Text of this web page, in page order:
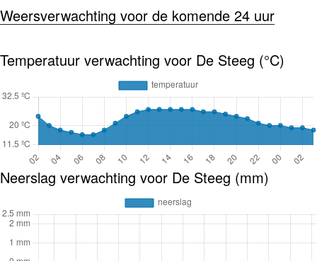
Weersverwachting voor de komende 24 uur
Temperatuur verwachting voor De Steeg (°C)
Neerslag verwachting voor De Steeg (mm)